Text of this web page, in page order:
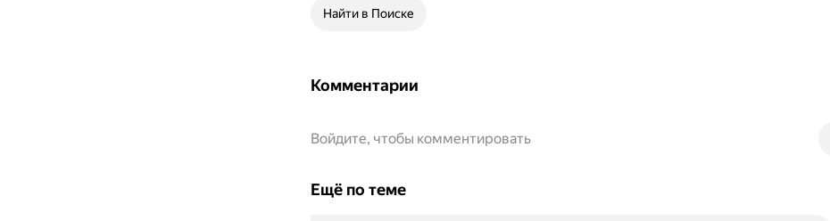
Найти в Поиске
Комментарии
Войдите, чтобы комментировать
Ещё по теме